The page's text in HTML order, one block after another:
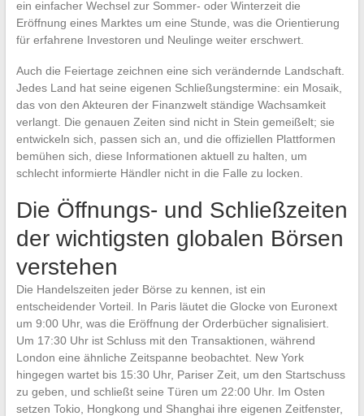
ein einfacher Wechsel zur Sommer- oder Winterzeit die
Eröffnung eines Marktes um eine Stunde, was die Orientierung
für erfahrene Investoren und Neulinge weiter erschwert.
Auch die Feiertage zeichnen eine sich verändernde Landschaft.
Jedes Land hat seine eigenen Schließungstermine: ein Mosaik,
das von den Akteuren der Finanzwelt ständige Wachsamkeit
verlangt. Die genauen Zeiten sind nicht in Stein gemeißelt; sie
entwickeln sich, passen sich an, und die offiziellen Plattformen
bemühen sich, diese Informationen aktuell zu halten, um
schlecht informierte Händler nicht in die Falle zu locken.
Die Öffnungs- und Schließzeiten
der wichtigsten globalen Börsen
verstehen
Die Handelszeiten jeder Börse zu kennen, ist ein
entscheidender Vorteil. In Paris läutet die Glocke von Euronext
um 9:00 Uhr, was die Eröffnung der Orderbücher signalisiert.
Um 17:30 Uhr ist Schluss mit den Transaktionen, während
London eine ähnliche Zeitspanne beobachtet. New York
hingegen wartet bis 15:30 Uhr, Pariser Zeit, um den Startschuss
zu geben, und schließt seine Türen um 22:00 Uhr. Im Osten
setzen Tokio, Hongkong und Shanghai ihre eigenen Zeitfenster,